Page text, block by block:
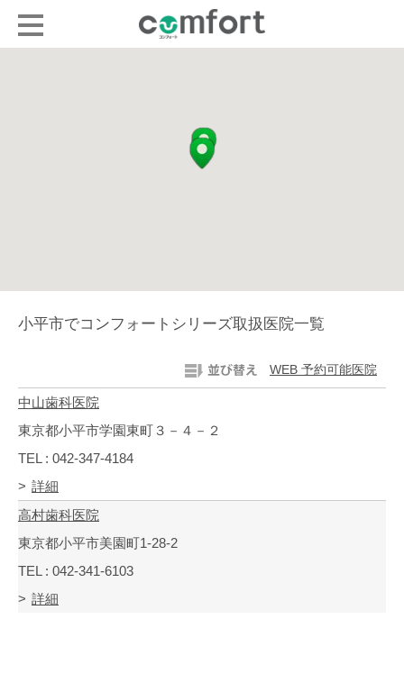
小平市でコンフォートシリーズ取扱医院一覧
WEB 予約可能医院
中山歯科医院
東京都小平市学園東町３－４－２
TEL : 042-347-4184
詳細
高村歯科医院
東京都小平市美園町1-28-2
TEL : 042-341-6103
詳細